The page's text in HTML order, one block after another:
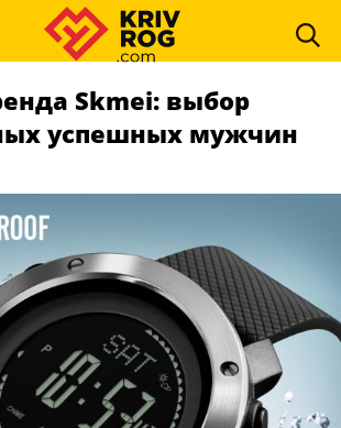
Skmei: выбор
успешных мужчин